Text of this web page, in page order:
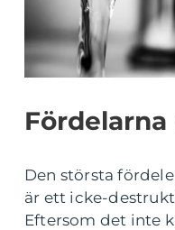
Den största
är ett icke-
Eftersom det inte